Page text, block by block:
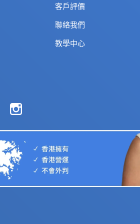
客戶評價
聯絡我們
教學中心